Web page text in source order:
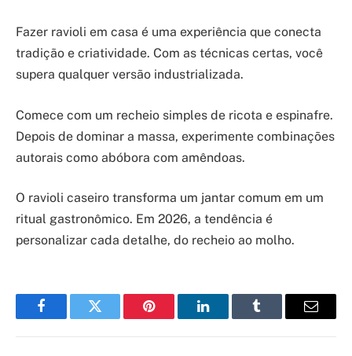
Fazer ravioli em casa é uma experiência que conecta
tradição e criatividade. Com as técnicas certas, você
supera qualquer versão industrializada.
Comece com um recheio simples de ricota e espinafre.
Depois de dominar a massa, experimente combinações
autorais como abóbora com amêndoas.
O ravioli caseiro transforma um jantar comum em um
ritual gastronômico. Em 2026, a tendência é
personalizar cada detalhe, do recheio ao molho.
FacebookTwitter Pinterest LinkedInTumblr Email